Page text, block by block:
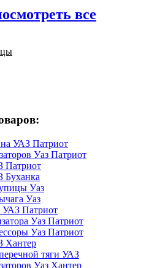
все
УАЗ Патриот
Уаз Патриот
Патриот
Буханка
Уаз
Уаз
УАЗ Патриот
Уаз Патриот
Уаз Патриот
Хантер
тяги УАЗ
Уаз Хантер